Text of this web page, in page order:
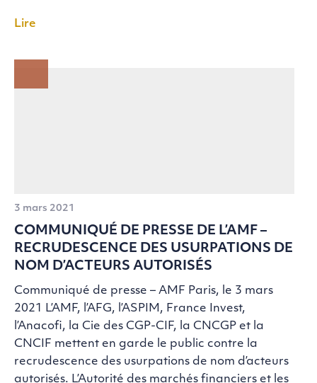
Lire
3 mars 2021
COMMUNIQUÉ DE PRESSE DE L’AMF –
RECRUDESCENCE DES USURPATIONS DE
NOM D’ACTEURS AUTORISÉS
Communiqué de presse – AMF Paris, le 3 mars
2021 L’AMF, l’AFG, l’ASPIM, France Invest,
l’Anacofi, la Cie des CGP-CIF, la CNCGP et la
CNCIF mettent en garde le public contre la
recrudescence des usurpations de nom d’acteurs
autorisés. L’Autorité des marchés financiers et les